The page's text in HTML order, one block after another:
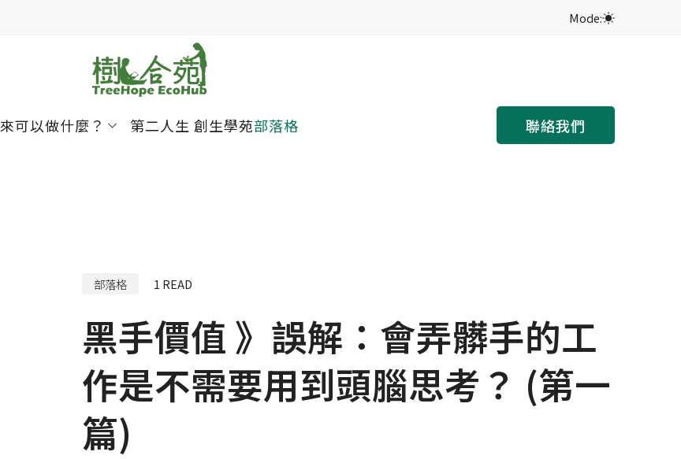
Mode:
來可以做什麼？ 第二人生 創生學苑部落格 聯絡我們
部落格 1 READ
黑手價值 》誤解：會弄髒手的工
作是不需要用到頭腦思考？ (第一
篇)